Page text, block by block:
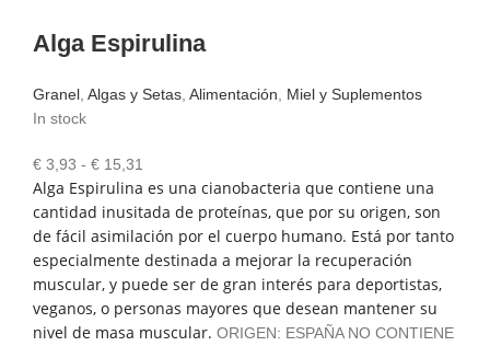
Alga Espirulina
Granel Algas y Setas Alimentación
Miel y Suplementos
In stock
€ 3,93 - € 15,31
de
precios:
desde
€ 3,93
hasta
€ 15,31
Alga Espirulina es una cianobacteria que contiene una
cantidad inusitada de proteínas, que por su origen, son
de fácil asimilación por el cuerpo humano. Está por tanto
especialmente destinada a mejorar la recuperación
muscular, y puede ser de gran interés para deportistas,
veganos, o personas mayores que desean mantener su
nivel de masa muscular. ORIGEN: ESPAÑA NO CONTIENE